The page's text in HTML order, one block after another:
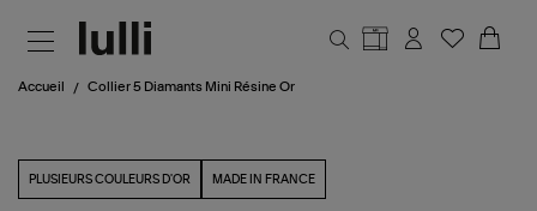
Accueil Collier 5 Diamants Mini Résine Or
PLUSIEURS COULEURS D'OR MADE IN FRANCE